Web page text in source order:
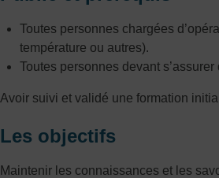
Toutes personnes chargées
température ou autres).
Toutes personnes devant
Avoir suivi et validé une formation
Les objectifs
Maintenir les connaissances et les